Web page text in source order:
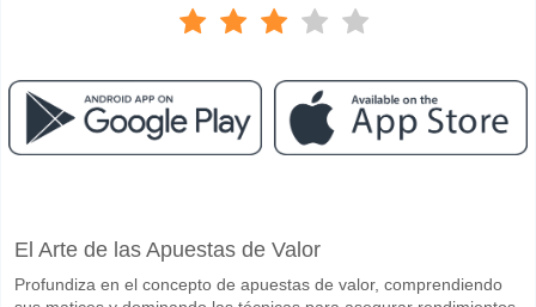
El partido entre Corvinul Hunedoara v FC Voluntari 06 May 2026
Quién es el equipo favorito para ganar entre Corvinul
El Arte de las Apuestas de Valor
Profundiza en el concepto de apuestas de valor, comprendiendo